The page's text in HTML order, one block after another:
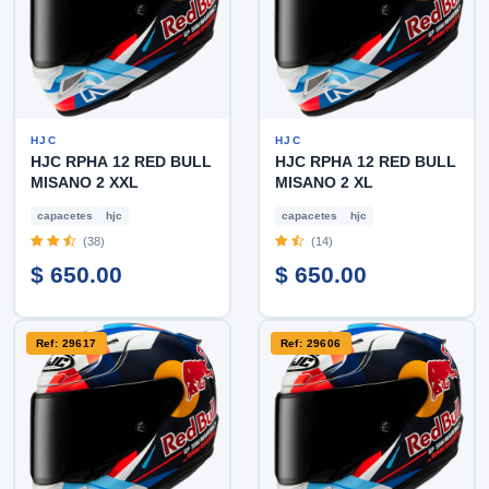
HJC
HJC RPHA 12 RED BULL
MISANO 2 XXL
capacetes hjc
(38)
$ 650.00
HJC
HJC RPHA 12 RED BULL
MISANO 2 XL
capacetes hjc
(14)
$ 650.00
Ref: 29617 Ref: 29606